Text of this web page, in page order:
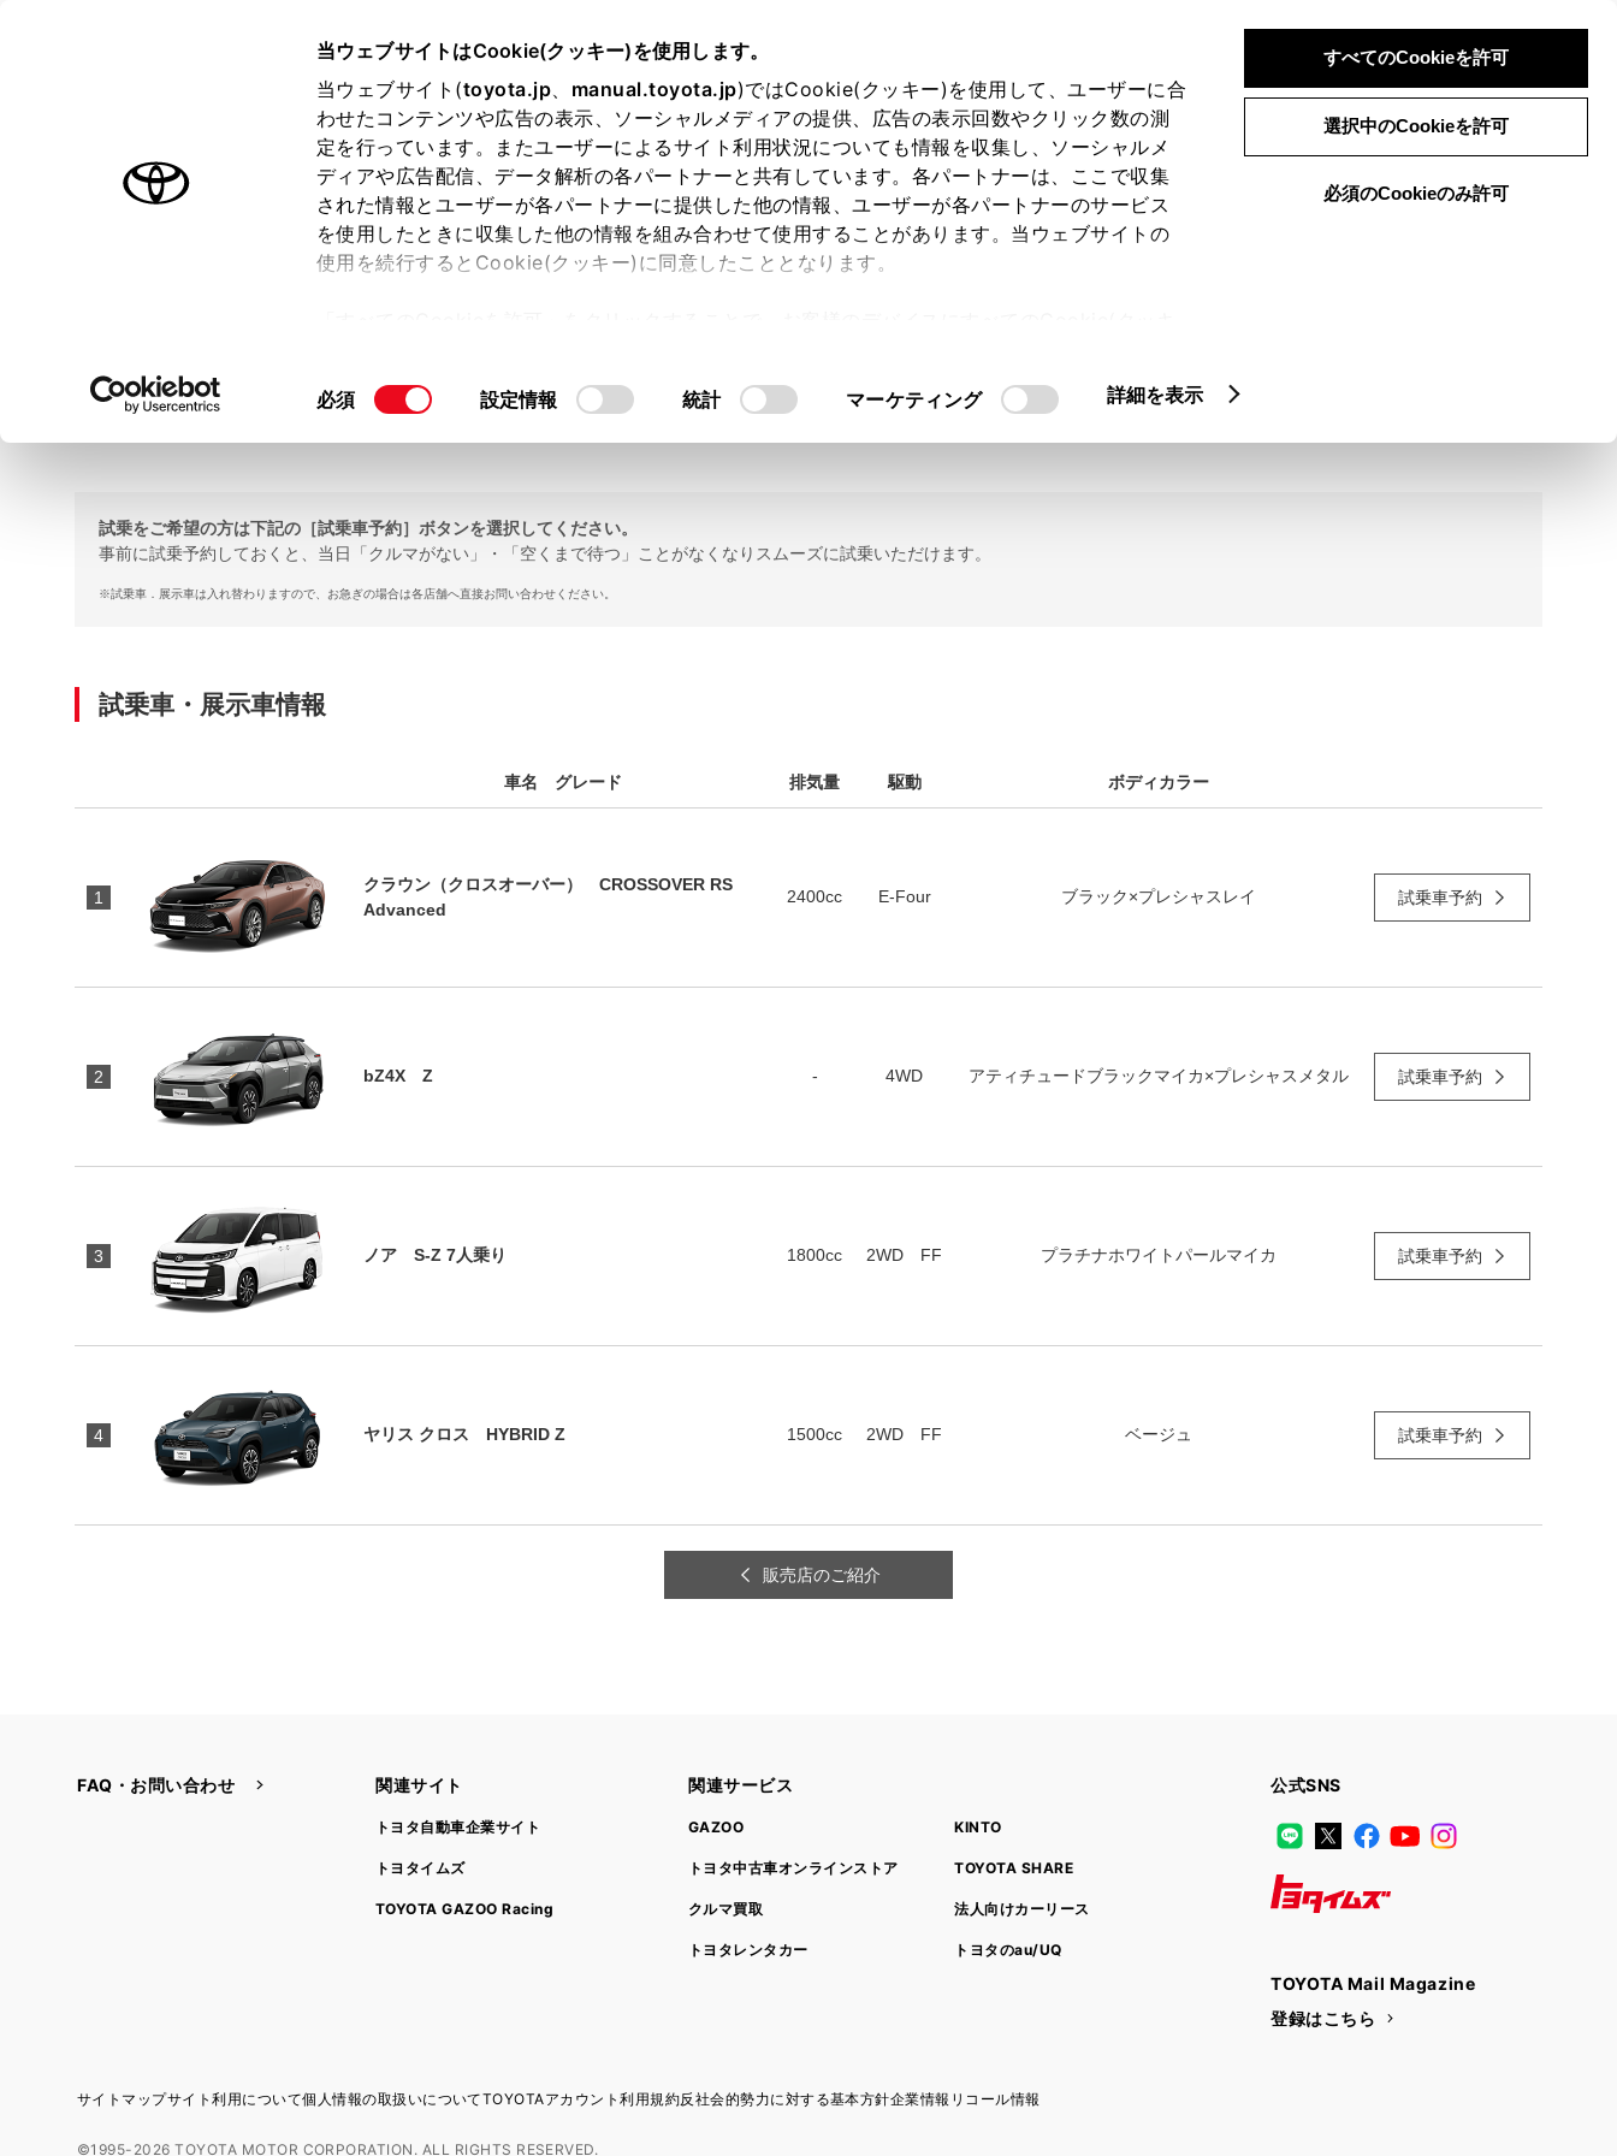
当ウェブサイトはCookie(クッキー)を使用します。
当ウェブサイト(toyota.jp、 manual.toyota.jp)ではCookie(クッキー)を使用して、ユーザーに合
わせたコンテンツや広告の表示、ソーシャルメディアの提供、広告の表示回数やクリック数の測
定を行っています。またユーザーによるサイト利用状況についても情報を収集し、ソーシャルメ
ディアや広告配信、データ解析の各パートナーと共有しています。各パートナーは、ここで収集
された情報とユーザーが各パートナーに提供した他の情報、ユーザーが各パートナーのサービス
を使用したときに収集した他の情報を組み合わせて使用することがあります。当ウェブサイトの
使用を続行するとCookie(クッキー)に同意したこととなります。
て」をご覧ください。
同
択
必須 設定情報 統計 マーケティング 詳細を表示
すべてのCookieを許可
選択中のCookieを許可
必須のCookieのみ許可
ログイン 検索 メニュー
オーナーサポート トピックス
試乗車・展示車検索
大阪トヨペット 生野巽店
TEL 06-6757-2651
試乗をご希望の方は下記の［試乗車予約］ボタンを選択してください。
事前に試乗予約しておくと、当日「クルマがない」・「空くまで待つ」ことがなくなりスムーズに試乗いただけます。
※試乗車．展示車は入れ替わりますので、お急ぎの場合は各店舗へ直接お問い合わせください。
試乗車・展示車情報
車名 グレード 排気量 駆動 ボディカラー
1
クラウン（クロスオーバー） CROSSOVER RS
Advanced
2400cc E-Four ブラック×プレシャスレイ 試乗車予約
2 bZ4X Z - 4WD アティチュードブラックマイカ×プレシャスメタル 試乗車予約
3 ノア S-Z 7人乗り 1800cc 2WD FF プラチナホワイトパールマイカ 試乗車予約
4 ヤリス クロス HYBRID Z 1500cc 2WD FF ベージュ 試乗車予約
販売店のご紹介
FAQ・お問い合わせ 関連サイト
トヨタ自動車企業サイト
トヨタイムズ
TOYOTA GAZOO Racing
関連サービス
GAZOO
トヨタ中古車オンラインストア
クルマ買取
トヨタレンタカー
KINTO
TOYOTA SHARE
法人向けカーリース
トヨタのau/UQ
公式SNS
LINE
X FacebookYouTube
TOYOTA Mail Magazine
登録はこちら
サイトマップサイト利用について個人情報の取扱いについてTOYOTAアカウント利用規約反社会的勢力に対する基本方針企業情報 リコール情報
©1995-2026 TOYOTA MOTOR CORPORATION. ALL RIGHTS RESERVED.